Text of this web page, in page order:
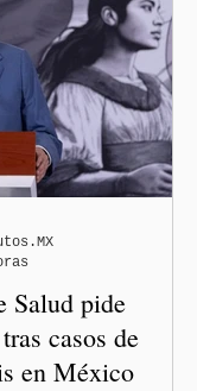
busca cerrar el
“turismo de
y reforzar los
Salud pide
casos de
en México